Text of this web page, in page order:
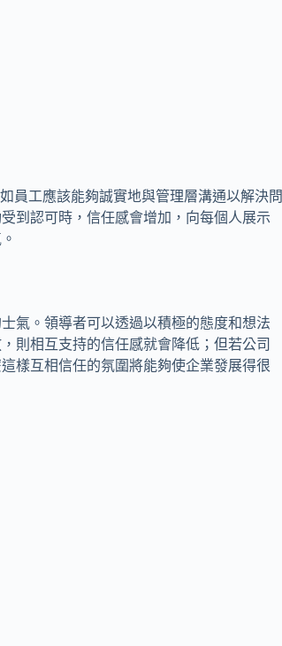
員工應該能夠誠實地與管理層溝通以解決問
到認可時，信任感會增加，向每個人展示
氣。領導者可以透過以積極的態度和想法
則相互支持的信任感就會降低；但若公司
樣互相信任的氛圍將能夠使企業發展得很